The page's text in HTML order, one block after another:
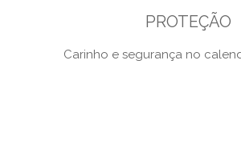
PROTEÇÃO
Carinho e segurança no